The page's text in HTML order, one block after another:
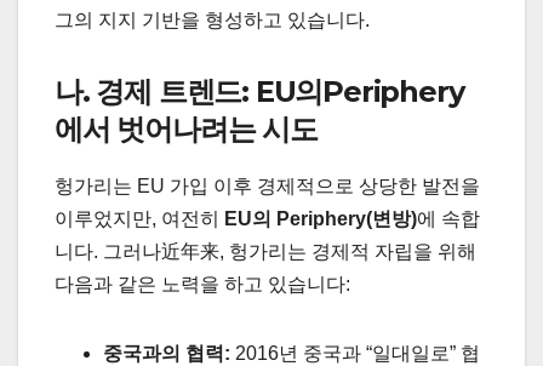
그의 지지 기반을 형성하고 있습니다.
나. 경제 트렌드: EU의Periphery
에서 벗어나려는 시도
헝가리는 EU 가입 이후 경제적으로 상당한 발전을
이루었지만, 여전히
EU의 Periphery(변방)에 속합
니다. 그러나近年来, 헝가리는 경제적 자립을 위해
다음과 같은 노력을 하고 있습니다:
중국과의 협력: 2016년 중국과 “일대일로” 협